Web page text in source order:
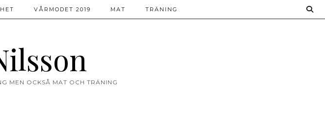
MEN OCKSÅ MAT OCH TRÄNING
VÅRMODET 2019 MAT TRÄNING